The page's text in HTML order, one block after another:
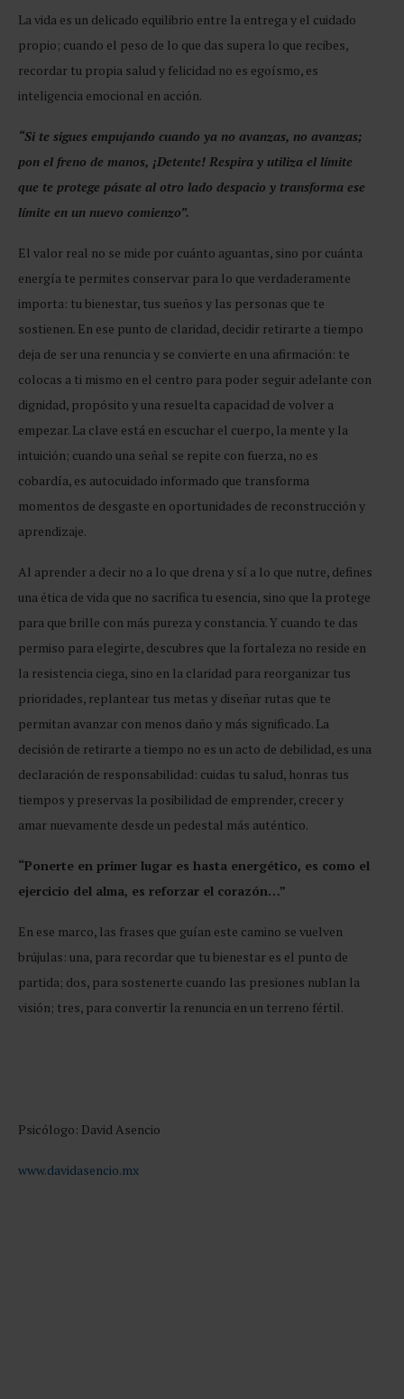
La vida es un delicado equilibrio entre la entrega y el cuidado
propio; cuando el peso de lo que das supera lo que recibes,
recordar tu propia salud y felicidad no es egoísmo, es
inteligencia emocional en acción.
“Si te sigues empujando cuando ya no avanzas, no avanzas;
pon el freno de manos, ¡Detente! Respira y utiliza el límite
que te protege pásate al otro lado despacio y transforma ese
límite en un nuevo comienzo”.
El valor real no se mide por cuánto aguantas, sino por cuánta
energía te permites conservar para lo que verdaderamente
importa: tu bienestar, tus sueños y las personas que te
sostienen. En ese punto de claridad, decidir retirarte a tiempo
deja de ser una renuncia y se convierte en una afirmación: te
colocas a ti mismo en el centro para poder seguir adelante con
dignidad, propósito y una resuelta capacidad de volver a
empezar. La clave está en escuchar el cuerpo, la mente y la
intuición; cuando una señal se repite con fuerza, no es
cobardía, es autocuidado informado que transforma
momentos de desgaste en oportunidades de reconstrucción y
aprendizaje.
Al aprender a decir no a lo que drena y sí a lo que nutre, defines
una ética de vida que no sacrifica tu esencia, sino que la protege
para que brille con más pureza y constancia. Y cuando te das
permiso para elegirte, descubres que la fortaleza no reside en
la resistencia ciega, sino en la claridad para reorganizar tus
prioridades, replantear tus metas y diseñar rutas que te
permitan avanzar con menos daño y más significado. La
decisión de retirarte a tiempo no es un acto de debilidad, es una
declaración de responsabilidad: cuidas tu salud, honras tus
tiempos y preservas la posibilidad de emprender, crecer y
amar nuevamente desde un pedestal más auténtico.
“Ponerte en primer lugar es hasta energético, es como el
ejercicio del alma, es reforzar el corazón…”
En ese marco, las frases que guían este camino se vuelven
brújulas: una, para recordar que tu bienestar es el punto de
partida; dos, para sostenerte cuando las presiones nublan la
visión; tres, para convertir la renuncia en un terreno fértil.
Psicólogo: David Asencio
www.davidasencio.mx